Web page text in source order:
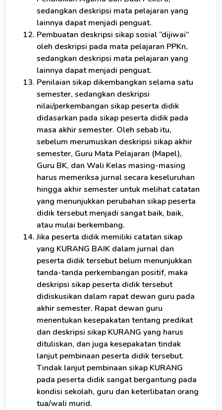
sedangkan deskripsi mata pelajaran yang
lainnya dapat menjadi penguat.
Pembuatan deskripsi sikap sosial “dijiwai”
oleh deskripsi pada mata pelajaran PPKn,
sedangkan deskripsi mata pelajaran yang
lainnya dapat menjadi penguat.
Penilaian sikap dikembangkan selama satu
semester, sedangkan deskripsi
nilai/perkembangan sikap peserta didik
didasarkan pada sikap peserta didik pada
masa akhir semester. Oleh sebab itu,
sebelum merumuskan deskripsi sikap akhir
semester, Guru Mata Pelajaran (Mapel),
Guru BK, dan Wali Kelas masing-masing
harus memeriksa jurnal secara keseluruhan
hingga akhir semester untuk melihat catatan
yang menunjukkan perubahan sikap peserta
didik tersebut menjadi sangat baik, baik,
atau mulai berkembang.
Jika peserta didik memiliki catatan sikap
yang KURANG BAIK dalam jurnal dan
peserta didik tersebut belum menunjukkan
tanda-tanda perkembangan positif, maka
deskripsi sikap peserta didik tersebut
didiskusikan dalam rapat dewan guru pada
akhir semester. Rapat dewan guru
menentukan kesepakatan tentang predikat
dan deskripsi sikap KURANG yang harus
dituliskan, dan juga kesepakatan tindak
lanjut pembinaan peserta didik tersebut.
Tindak lanjut pembinaan sikap KURANG
pada peserta didik sangat bergantung pada
kondisi sekolah, guru dan keterlibatan orang
tua/wali murid.